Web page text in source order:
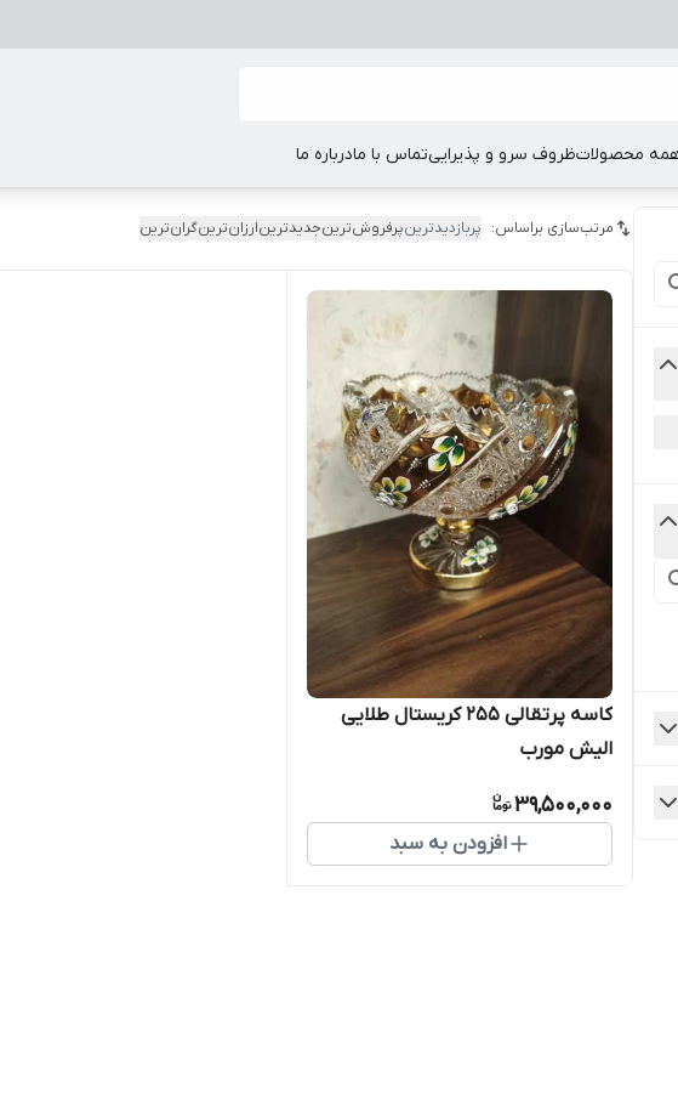
محصولاتظروف سرو و پذیراییتماس با مادرباره ما
مرتب‌سازی براساس: پربازدیدترینپرفروش‌ترینجدیدترینارزان‌ترینگران‌ترین
کاسه پرتقالی 255 کریستال طلایی
الیش مورب
39,500,000
افزودن به سبد